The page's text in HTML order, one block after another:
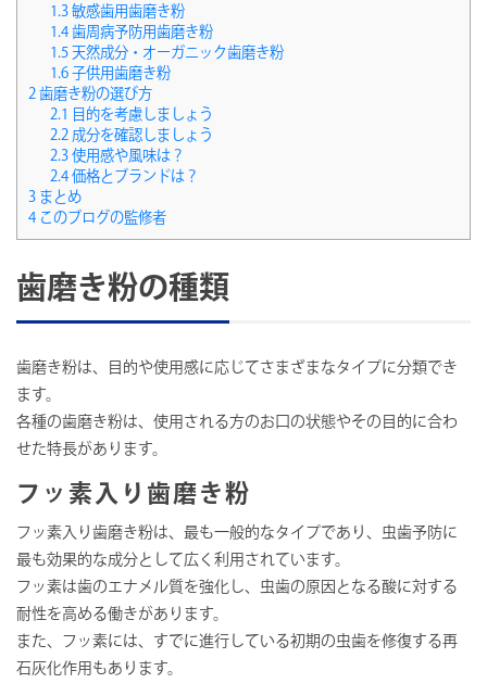
1.3敏感歯用歯磨き粉
1.4歯周病予防用歯磨き粉
1.5天然成分・オーガニック歯磨き粉
1.6子供用歯磨き粉
2 歯磨き粉の選び方
2.1
目的を考慮しましょう
2.2成分を確認しましょう
2.3使用感や風味は？
2.4価格とブランドは？
3 まとめ
4 このブログの監修者
歯磨き粉の種類
歯磨き粉は、目的や使用感に応じてさまざまなタイプに分類でき
ます。
各種の歯磨き粉は、使用される方のお口の状態やその目的に合わ
せた特長があります。
フッ素入り歯磨き粉
フッ素入り歯磨き粉は、最も一般的なタイプであり、虫歯予防に
最も効果的な成分として広く利用されています。
フッ素は歯のエナメル質を強化し、虫歯の原因となる酸に対する
耐性を高める働きがあります。
また、フッ素には、すでに進行している初期の虫歯を修復する再
石灰化作用もあります。